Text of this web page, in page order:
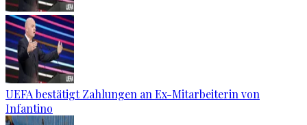
UEFA bestätigt Zahlungen an Ex-Mitarbeiterin von
Infantino